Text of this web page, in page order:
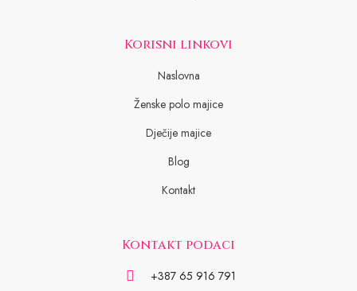
Korisni linkovi
Naslovna
Ženske polo majice
Dječije majice
Blog
Kontakt
Kontakt podaci
+387 65 916 791